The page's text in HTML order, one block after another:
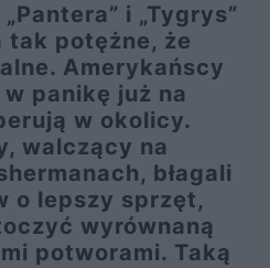
i „Tygrys”
tak potężne, że
Amerykańscy
panikę już na
w okolicy.
walczący na
błagali
o lepszy sprzęt,
wyrównaną
potworami. Taką